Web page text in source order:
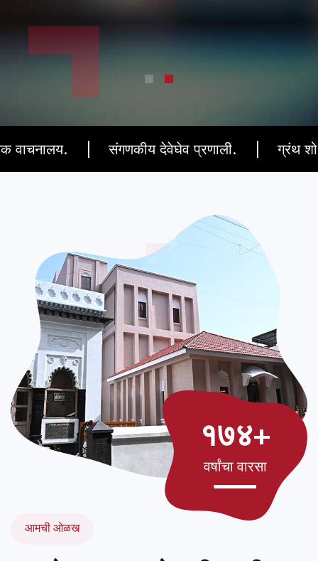
संगणकीय देवेघेव प्रणाली. ग्रंथ शोधासाठी टच
१७४+
वर्षांचा वारसा
आमची ओळख